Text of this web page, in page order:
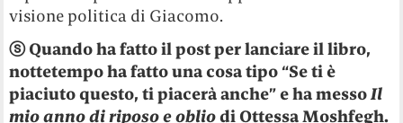
visione politica di Giacomo.
ⓢQuando ha fatto il post per lanciare il libro,
nottetempo ha fatto una cosa tipo “Se ti è
piaciuto questo, ti piacerà anche” e ha messoIl
mio anno di riposo e obliodi Ottessa Moshfegh.